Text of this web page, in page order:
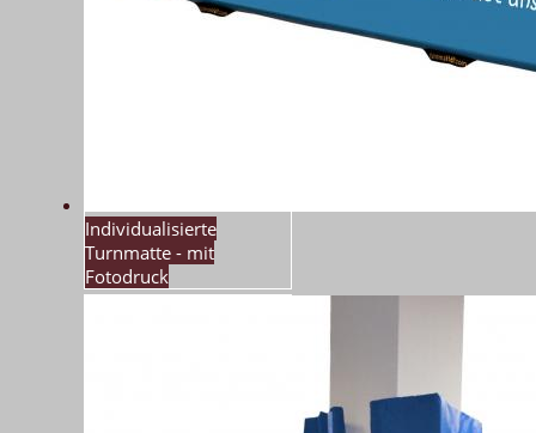
Individualisierte
Turnmatte - mit
Fotodruck